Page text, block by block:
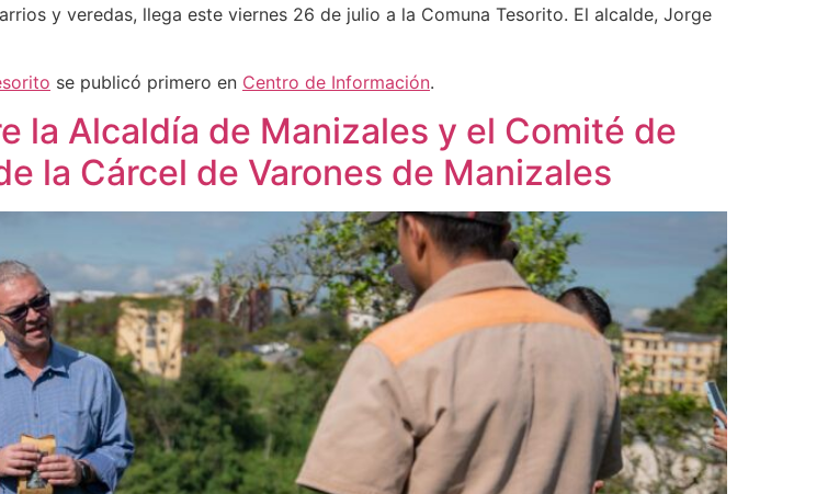
y veredas, llega este viernes 26 de julio a la Comuna Tesorito. El alcalde, Jorge
se publicó primero en Centro de Información.
la Alcaldía de Manizales y el Comité de
la Cárcel de Varones de Manizales